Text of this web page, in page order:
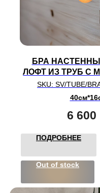
БРА
ЛОФТ ИЗ ТРУБ С
SKU: SV/TUBE/
6 600
ПОДРОБНЕЕ
Out of stock